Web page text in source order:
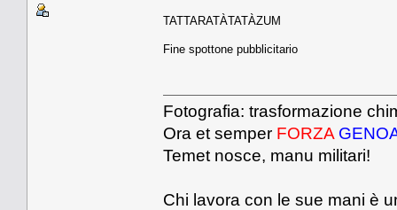
TATTARATÀTATÀZUM
Fine spottone pubblicitario
Fotografia: trasformazione
Ora et semper FORZA
Temet nosce, manu militari!
Chi lavora con le sue mani è